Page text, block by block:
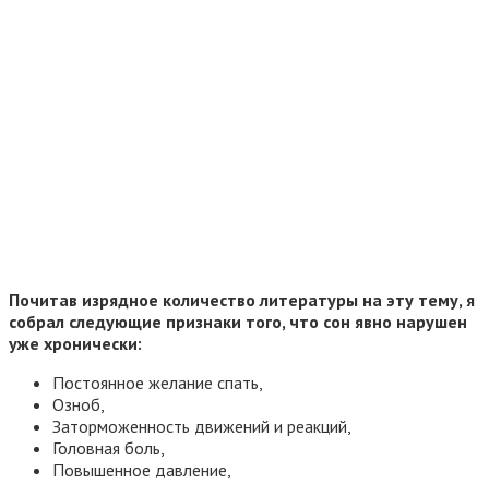
Почитав изрядное количество литературы на эту тему, я
собрал следующие признаки того, что сон явно нарушен
уже хронически:
Постоянное желание спать,
Озноб,
Заторможенность движений и реакций,
Головная боль,
Повышенное давление,